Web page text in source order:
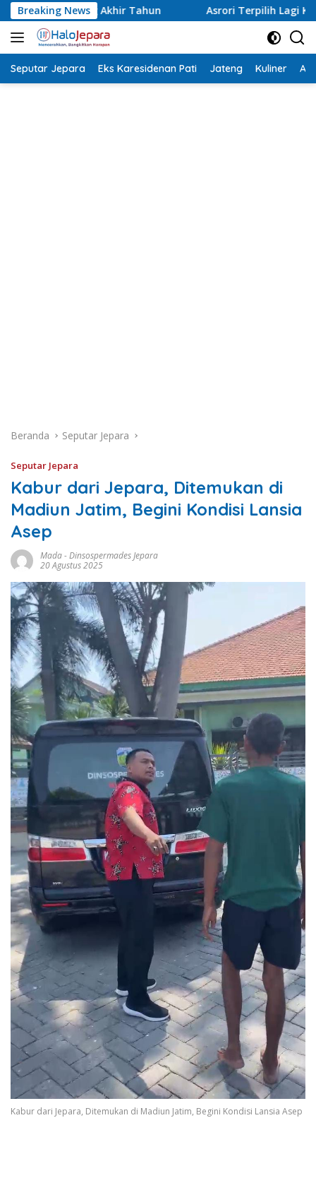
Langsung
ke
konten
Breaking News
Asrori Terpilih Lagi Ketua NPCI Jepara, Target Angkat
Seputar Jepara Eks Karesidenan Pati Jateng Kuliner
Beranda Seputar Jepara
Seputar Jepara
Kabur dari Jepara, Ditemukan di
Madiun Jatim, Begini Kondisi Lansia
Asep
Mada-Dinsospermades Jepara
20 Agustus 2025
Kabur dari Jepara, Ditemukan di Madiun Jatim, Begini Kondisi Lansia Asep